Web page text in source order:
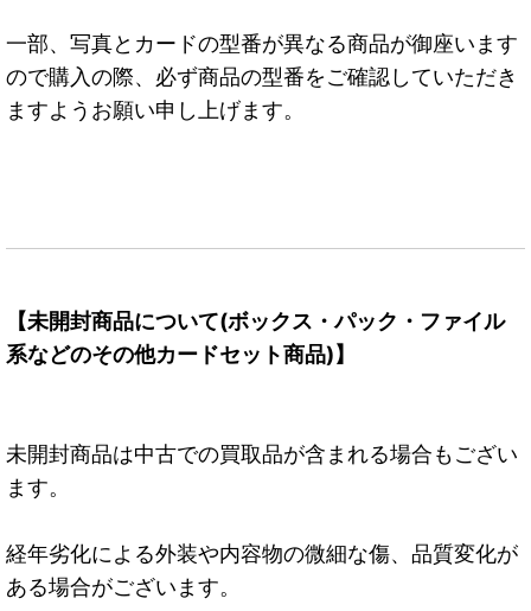
一部、写真とカードの型番が異なる商品が御座います
ので購入の際、必ず商品の型番をご確認していただき
ますようお願い申し上げます。
【未開封商品について(ボックス・パック・ファイル
系などのその他カードセット商品)】
未開封商品は中古での買取品が含まれる場合もござい
ます。
経年劣化による外装や内容物の微細な傷、品質変化が
ある場合がございます。